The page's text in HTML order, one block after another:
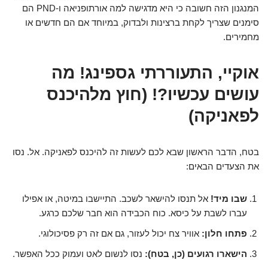
המנגנון הזה חשובה כי היא מדגישה למה אורתופניאה ו-PND הם
סימנים שצריך לקחת ברצינות ולבדוק, במיוחד אם הם חדשים או
מחמירים.
אוקיי, התעוררתי גספינג! מה
עושים עכשיו?! (חוץ מלהיכנס
לפאניקה)
בטח, הדבר הראשון שבא לכם לעשות זה להיכנס לפאניקה. אל. נסו
את הצעדים הבאים:
שבו מיד! אל תנסו להישאר לשכב. התיישבו במיטה, או אפילו
עברו לשבת על כיסא. כוח הכבידה הוא חבר שלכם כרגע.
פתחו חלון: אוויר צח יכול לעזור, גם אם זה רק פסיכולוגי.
הישארו רגועים (כן, בטח): נסו לנשום לאט ועמוק ככל האפשר.